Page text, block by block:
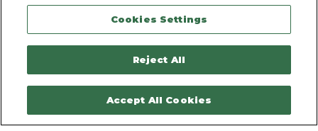
Legal Notice
Sitemap
Contactez-nous
Cookies Settings
Reject All
Accept All Cookies